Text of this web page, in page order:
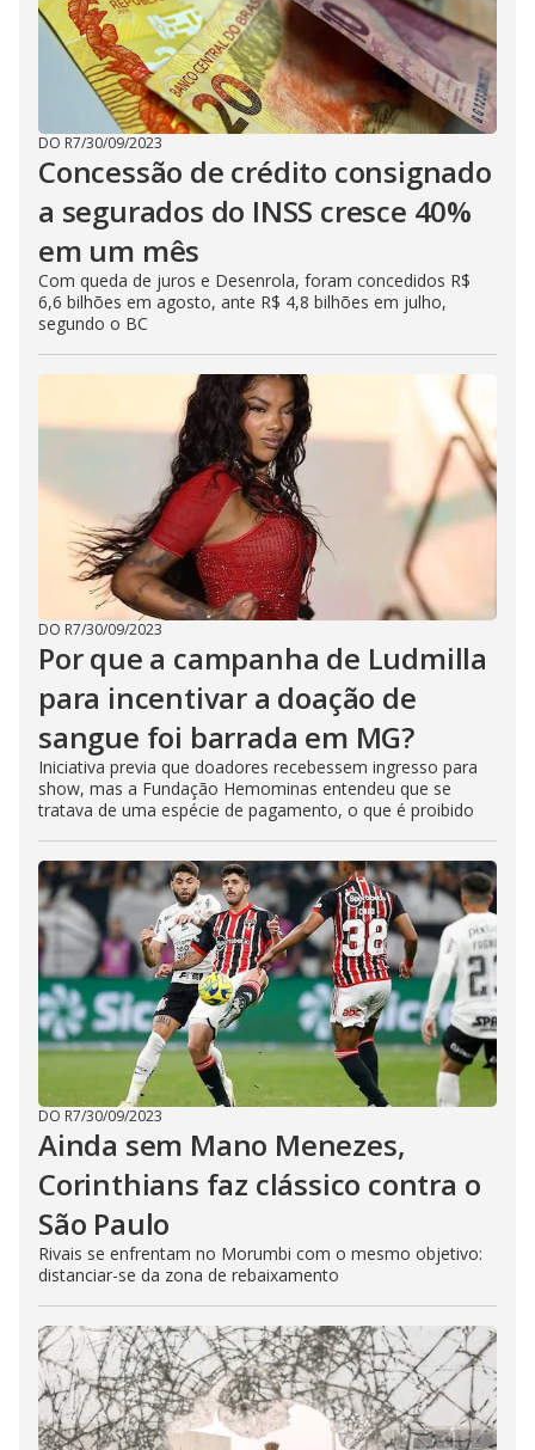
DO R7/30/09/2023
Concessão de crédito consignado
a segurados do INSS cresce 40%
em um mês
Com queda de juros e Desenrola, foram concedidos R$
6,6 bilhões em agosto, ante R$ 4,8 bilhões em julho,
segundo o BC
DO R7/30/09/2023
Por que a campanha de Ludmilla
para incentivar a doação de
sangue foi barrada em MG?
Iniciativa previa que doadores recebessem ingresso para
show, mas a Fundação Hemominas entendeu que se
tratava de uma espécie de pagamento, o que é proibido
DO R7/30/09/2023
Ainda sem Mano Menezes,
Corinthians faz clássico contra o
São Paulo
Rivais se enfrentam no Morumbi com o mesmo objetivo:
distanciar-se da zona de rebaixamento